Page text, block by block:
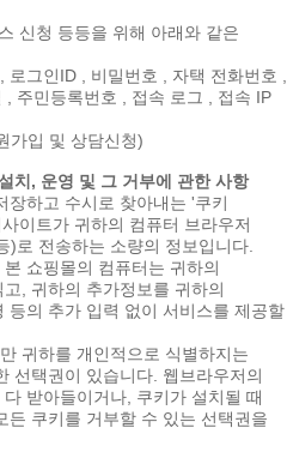
신청 등등을 위해 아래와 같은
그인ID , 비밀번호 , 자택 전화번호 ,
주민등록번호 , 접속 로그 , 접속 IP
가입 및 상담신청)
치, 운영 및 그 거부에 관한 사항
장하고 수시로 찾아내는 '쿠키
이트가 귀하의 컴퓨터 브라우저
)로 전송하는 소량의 정보입니다.
쇼핑몰의 컴퓨터는 귀하의
, 귀하의 추가정보를 귀하의
등의 추가 입력 없이 서비스를 제공할
귀하를 개인적으로 식별하지는
선택권이 있습니다. 웹브라우저의
받아들이거나, 쿠키가 설치될 때
든 쿠키를 거부할 수 있는 선택권을